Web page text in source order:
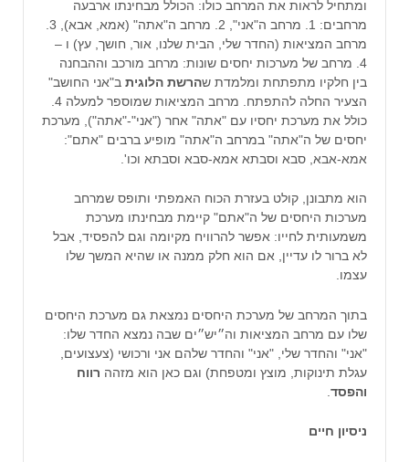
ומתחיל לראות את המרחב כולו: הכולל מבחינתו ארבעה
מרחב המציאות (החדר שלי, הבית שלנו, אור, חושך, עץ) ו –
4. מרחב של מערכות יחסים שונות: מרחב מורכב וההבחנה
בין חלקיו מתפתחת ומלמדת שהרשת הלוגית ב"אני החושב"
כולל את מערכת יחסיו עם "אתה" אחר ("אני"-"אתה"), מערכת
יחסים של ה"אתה" במרחב ה"אתה" מופיע ברבים "אתם":
אמא-אבא, סבא וסבתא אמא-סבא וסבתא וכו'.
הוא מתבונן, קולט בעזרת הכוח האמפתי ותופס שמרחב
מערכות היחסים של ה"אתם" קיימת מבחינתו מערכת
משמעותית לחייו: אפשר להרוויח מקיומה וגם להפסיד, אבל
לא ברור לו עדיין, אם הוא חלק ממנה או שהיא המשך שלו
עצמו.
בתוך המרחב של מערכת היחסים נמצאת גם מערכת היחסים
שלו עם מרחב המציאות וה״יש״ים שבה נמצא החדר שלו:
"אני" והחדר שלי, "אני" והחדר שלהם אני ורכושי (צעצועים,
עגלת תינוקות, מוצץ ומטפחת) וגם כאן הוא מזהה רווח
והפסד
ניסיון חיים